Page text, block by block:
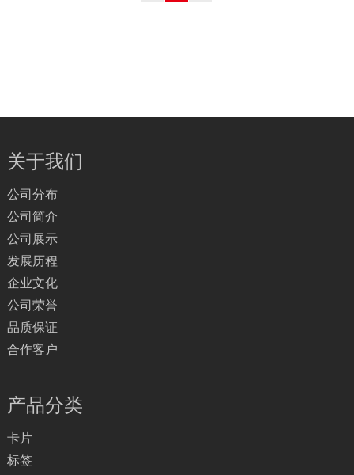
关于我们
公司分布
公司简介
公司展示
发展历程
企业文化
公司荣誉
品质保证
合作客户
产品分类
卡片
标签